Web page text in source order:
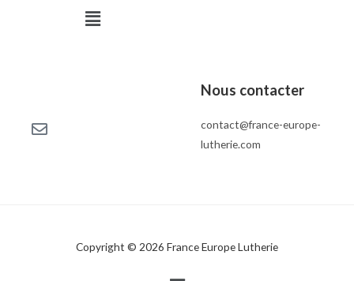
Menu
Nous contacter
contact@france-europe-
lutherie.com
Copyright © 2026 France Europe Lutherie